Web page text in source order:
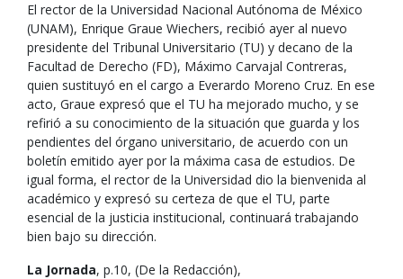
El rector de la Universidad Nacional Autónoma de México
(UNAM), Enrique Graue Wiechers, recibió ayer al nuevo
presidente del Tribunal Universitario (TU) y decano de la
Facultad de Derecho (FD), Máximo Carvajal Contreras,
quien sustituyó en el cargo a Everardo Moreno Cruz. En ese
acto, Graue expresó que el TU ha mejorado mucho, y se
refirió a su conocimiento de la situación que guarda y los
pendientes del órgano universitario, de acuerdo con un
boletín emitido ayer por la máxima casa de estudios. De
igual forma, el rector de la Universidad dio la bienvenida al
académico y expresó su certeza de que el TU, parte
esencial de la justicia institucional, continuará trabajando
bien bajo su dirección.
La Jornada, p.10, (De la Redacción),